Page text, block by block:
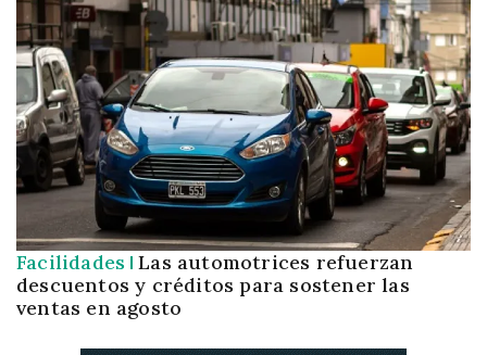
Facilidades Las automotrices refuerzan
descuentos y créditos para sostener las
ventas en agosto